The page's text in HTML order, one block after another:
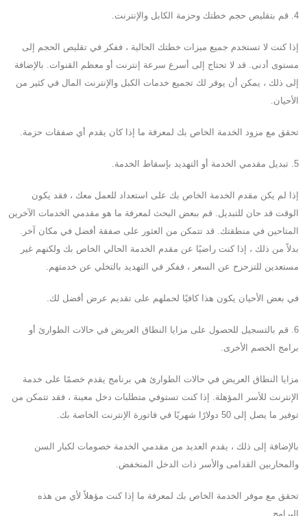
4. قم بتقليص حجم خطتك وحزمة الكابل والإنترنت.
إذا كنت لا تستخدم جميع ميزات خطتك الحالية ، ففكر في تقليص الحجم إلى
مستوى أدنى. قد لا تحتاج إلى أسرع سرعة إنترنت أو معظم القنوات. بالإضافة
إلى ذلك ، يمكن أن يوفر لك تجميع خدمات الكبل والإنترنت المال في كثير من
الأحيان.
تحقق مع مزود الخدمة الخاص بك لمعرفة ما إذا كان يقدم أي صفقات حزمة.
5. تبديل مقدمي الخدمة أو التهديد بإسقاط الخدمة.
إذا لم يكن مقدم الخدمة الخاص بك على استعداد للعمل معك ، فقد يكون
الوقت قد حان للتبديل. قم ببعض البحث لمعرفة ما هو مقدمي الخدمات الآخرين
المتاحين في منطقتك. قد تتمكن من العثور على صفقة أفضل في مكان آخر.
بدلاً من ذلك ، إذا كنت راضيًا عن مقدم الخدمة الحالي الخاص بك ولكنهم غير
مستعدين للتزحزح عن السعر ، ففكر في التهديد بالتخلي عن خدمتهم.
في بعض الأحيان يكون هذا كافيًا لحملهم على تقديم عرض أفضل لك.
6. قم بالتسجيل للحصول على مزايا النطاق العريض في حالات الطوارئ أو
برامج الخصم الأخرى.
مزايا النطاق العريض في حالات الطوارئ هي برنامج يقدم خصمًا على خدمة
الإنترنت للأسر المؤهلة. إذا كنت تستوفي متطلبات دخل معينة ، فقد تتمكن من
توفير ما يصل إلى 50 دولارًا شهريًا في فاتورة الإنترنت الخاصة بك.
بالإضافة إلى ذلك ، يقدم العديد من مقدمي الخدمة خصومات لكبار السن
والمحاربين القدامى والأسر ذات الدخل المنخفض.
تحقق مع موفر الخدمة الخاص بك لمعرفة ما إذا كنت مؤهلاً لأي من هذه
البرامج.